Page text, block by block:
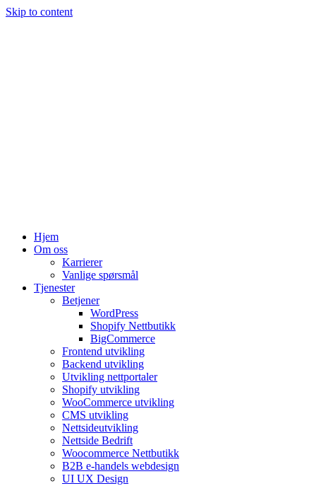
Skip to content
Hjem
Om oss
Karrierer
Vanlige spørsmål
Tjenester
Betjener
WordPress
Shopify Nettbutikk
BigCommerce
Frontend utvikling
Backend utvikling
Utvikling nettportaler
Shopify utvikling
WooCommerce utvikling
CMS utvikling
Nettsideutvikling
Nettside Bedrift
Woocommerce Nettbutikk
B2B e-handels webdesign
UI UX Design